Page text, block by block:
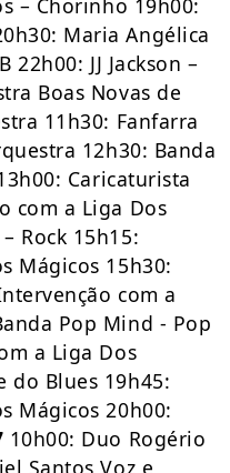
– Chorinho 19h00:
Maria Angélica
22h00: JJ Jackson –
Boas Novas de
11h30: Fanfarra
12h30: Banda
Caricaturista
com a Liga Dos
Rock 15h15:
Mágicos 15h30:
com a
Pop Mind - Pop
a Liga Dos
do Blues 19h45:
Mágicos 20h00:
10h00: Duo Rogério